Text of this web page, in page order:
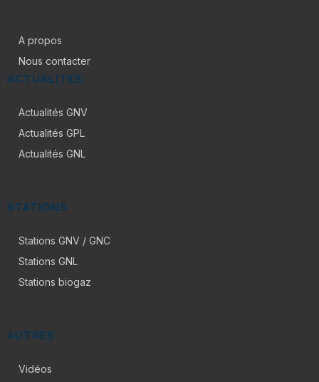
A propos
Nous contacter
ACTUALITÉS
Actualités GNV
Actualités GPL
Actualités GNL
STATIONS
Stations GNV / GNC
Stations GNL
Stations biogaz
AUTRES
Vidéos